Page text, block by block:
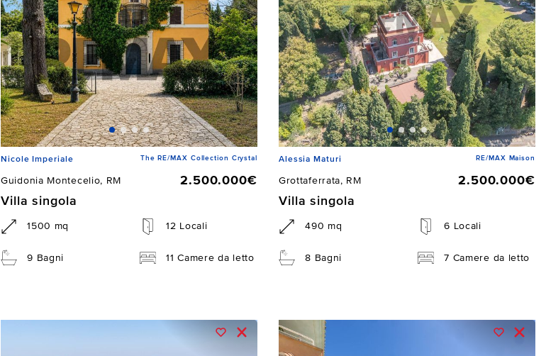
Nicole Imperiale The RE/MAX Collection Crystal
Guidonia Montecelio, RM
2.500.000€
Villa singola
1500 mq 12 Locali
9 Bagni 11 Camere da letto
Alessia Maturi RE/MAX Maison
Grottaferrata, RM
2.500.000€
Villa singola
490 mq 6 Locali
8 Bagni 7 Camere da letto